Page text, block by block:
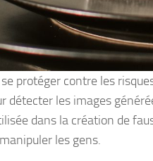
protéger contre les
détecter les images
dans la création de
les gens.